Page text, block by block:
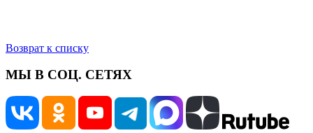
Возврат к списку
МЫ В СОЦ. СЕТЯХ